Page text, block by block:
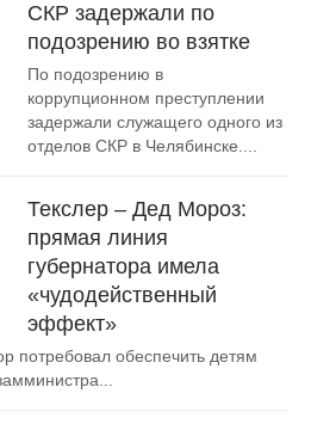
СКР задержали по
подозрению во взятке
По подозрению в
коррупционном преступлении
задержали служащего одного из
отделов СКР в Челябинске....
Текслер – Дед Мороз:
прямая линия
губернатора имела
«чудодейственный
эффект»
потребовал обеспечить детям